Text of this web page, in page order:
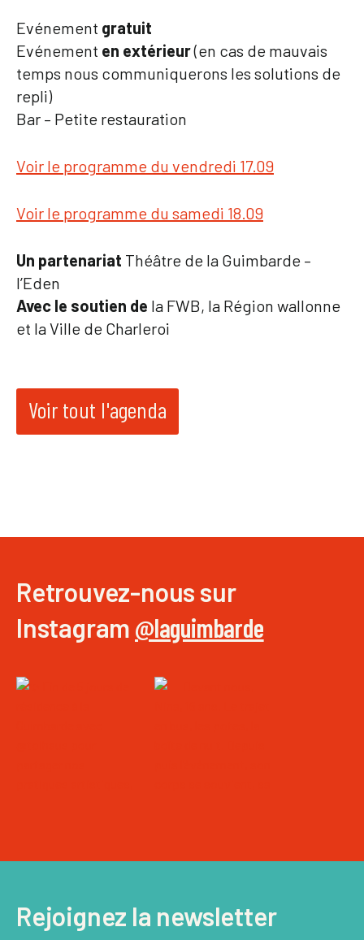
Evénement gratuit
Evénement en extérieur(en cas de mauvais
temps nous communiquerons les solutions de
repli)
Bar – Petite restauration
Voir le programme du vendredi 17.09
Voir le programme du samedi 18.09
Un partenariat Théâtre de la Guimbarde –
l’Eden
Avec le soutien de la FWB, la Région wallonne
et la Ville de Charleroi
Voir tout l'agenda
Retrouvez-nous sur
Instagram @laguimbarde
Rejoignez la newsletter